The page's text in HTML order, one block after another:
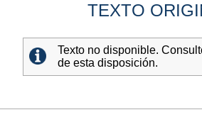
TEXTO
Texto no disponible.
de esta disposición.